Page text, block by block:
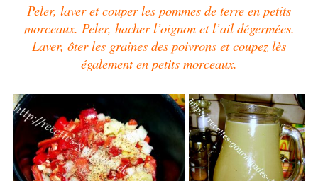
Peler, laver et couper les pommes de terre en petits
morceaux. Peler, hacher l’oignon et l’ail dégermées.
Laver, ôter les graines des poivrons et coupez lès
également en petits morceaux.